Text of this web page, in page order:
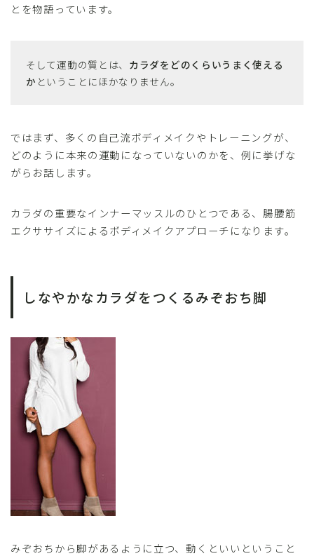
とを物語っています。
そして運動の質とは、 カラダをどのくらいうまく使える
か ということにほかなりません。
ではまず、多くの自己流ボディメイクやトレーニングが、
どのように本来の運動になっていないのかを、例に挙げな
がらお話します。
カラダの重要なインナーマッスルのひとつである、腸腰筋
エクササイズによるボディメイクアプローチになります。
しなやかなカラダをつくるみぞおち脚
みぞおちから脚があるように立つ、動くといいということ